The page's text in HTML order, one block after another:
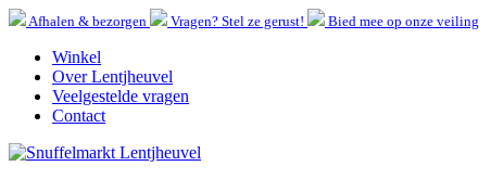
Afhalen & bezorgen Vragen? Stel ze gerust! Bied mee op onze veiling
Winkel
Over Lentjheuvel
Veelgestelde vragen
Contact